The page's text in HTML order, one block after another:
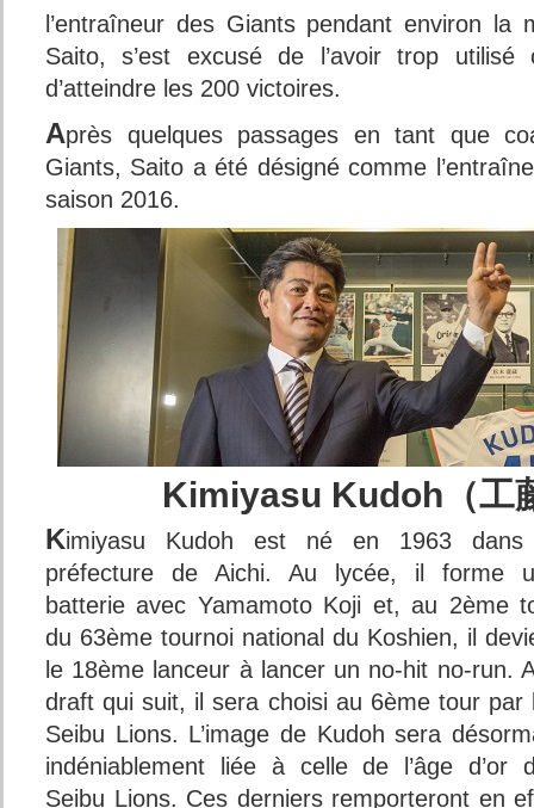
l’entraîneur des Giants pendant environ la
Saito, s’est excusé de l’avoir trop
d’atteindre les 200 victoires.
Après quelques passages en tant que
Giants, Saito a été désigné comme
saison 2016.
Kimiyasu Kudoh（工
Kimiyasu Kudoh est né en 1963
préfecture de Aichi. Au lycée, il forme
batterie avec Yamamoto Koji et, au 2ème
du 63ème tournoi national du Koshien, il
le 18ème lanceur à lancer un no-hit no-run.
draft qui suit, il sera choisi au 6ème tour par
Seibu Lions. L’image de Kudoh sera
indéniablement liée à celle de l’âge d’or
Seibu Lions. Ces derniers remporteront en